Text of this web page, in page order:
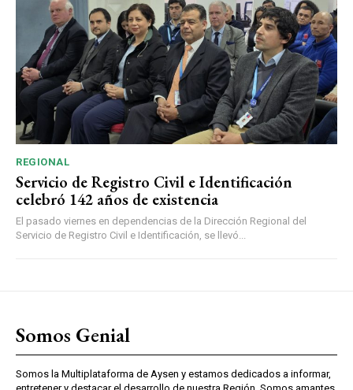
REGIONAL
Servicio de Registro Civil e Identificación
celebró 142 años de existencia
El pasado viernes en dependencias de la Dirección Regional del
Servicio de Registro Civil e Identificación, se llevó...
Somos Genial
Somos la Multiplataforma de Aysen y estamos dedicados a informar,